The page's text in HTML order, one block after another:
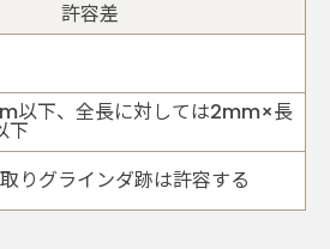
許容差
以下、全長に対しては2mm×長
下
りグラインダ跡は許容する